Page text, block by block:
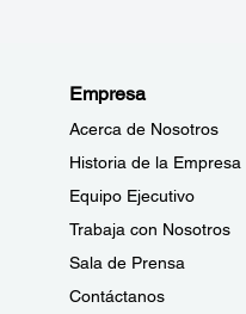
Empresa
Acerca de Nosotros
Historia de la Empresa
Equipo Ejecutivo
Trabaja con Nosotros
Sala de Prensa
Contáctanos